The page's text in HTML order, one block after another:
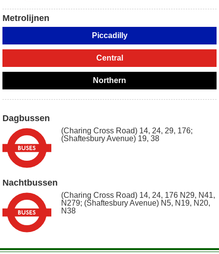
Metrolijnen
Piccadilly
Central
Northern
Dagbussen
(Charing Cross Road) 14, 24, 29, 176;
(Shaftesbury Avenue) 19, 38
Nachtbussen
(Charing Cross Road) 14, 24, 176 N29, N41,
N279; (Shaftesbury Avenue) N5, N19, N20,
N38